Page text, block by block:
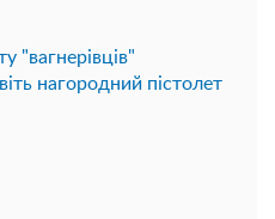
"вагнерівців"
нагородний пістолет